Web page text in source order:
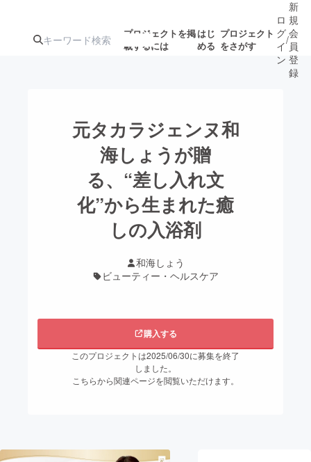
プロジェクトを掲
載するには
はじ
める
プロジェクト
をさがす
注目のリ
ターン
ジェクト
募集終了が近いプ
ロジェクト
アート・写真
テクノロジー・ガジェット
まちづくり・地域活性化
CAMPFIRE for Social GoodCAMPFIRE Creation
ロ
グ
イ
ン
/
新
規
会
員
登
録
元タカラジェンヌ和
海しょうが贈
る、“差し入れ文
化”から生まれた癒
しの入浴剤
和海しょう
ビューティー・ヘルスケア
購入する
このプロジェクトは2025/06/30に募集を終了
しました。
こちらから関連ページを閲覧いただけます。